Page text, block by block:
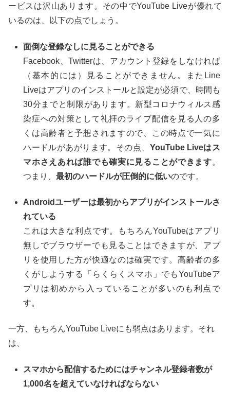
ービスは沢山あります。その中でYouTube Liveが優れて
いるのは、以下の点でしょう。
面倒な登録なしに見ることができる
Facebook、Twitterは、アカウント登録をしなければ
（基本的には）見ることができません。またLine
Liveはアプリのインストールと設定が必須で、時間も
30分までと制限があります。新型コロナウィルス感
染症への対策として礼拝のライブ配信を見る人の多
くは高齢者と予想されますので、この時点で一気に
ハードルがあがります。その点、 YouTube Liveはス
マホさえあれば誰でも確実に見ることができます。
つまり、最初のハードルが圧倒的に低いのです。
Androidユーザーは最初からアプリがインストールさ
れている
これは大きな利点です。もちろんYouTubeはアプリ
無しでブラウザーでも見ることはできますが、アプ
リを使用した方が快適なのは確実です。高齢者の多
くがしようする「らくらくスマホ」でもYouTubeア
プリは初めから入っていることが多いのも利点で
す。
一方、もちろんYouTube Liveにも弱点はあります。それ
は、
スマホから配信するためにはチャンネル登録者数が
1,000名を超えていなければならない